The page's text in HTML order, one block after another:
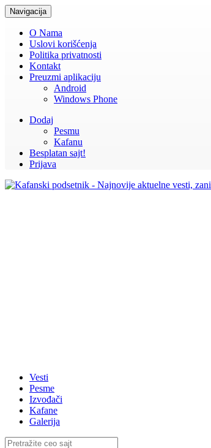
Navigacija
O Nama
Uslovi korišćenja
Politika privatnosti
Kontakt
Preuzmi aplikaciju
Android
Windows Phone
Dodaj
Pesmu
Kafanu
Besplatan sajt!
Prijava
Vesti
Pesme
Izvođači
Kafane
Galerija